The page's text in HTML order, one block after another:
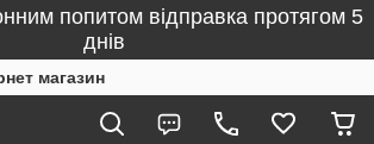
попитом відправка протягом 5
днів
магазин